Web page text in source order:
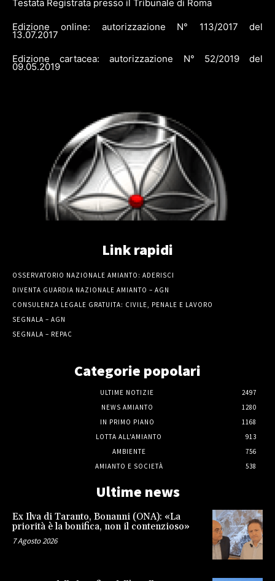
Testata Registrata presso il Tribunale di Roma
Edizione online: autorizzazione N° 113/2017 del
13.07.2017
Edizione cartacea: autorizzazione N° 52/2019 del
09.05.2019
Link rapidi
OSSERVATORIO NAZIONALE AMIANTO: ADERISCI
DIVENTA GUARDIA NAZIONALE AMIANTO – AGN
CONSULENZA LEGALE GRATUITA: CIVILE, PENALE E LAVORO
SEGNALA – AGN
SEGNALA – REPAC
Categorie popolari
ULTIME NOTIZIE
2497
NEWS AMIANTO
1280
IN PRIMO PIANO
1168
LOTTA ALL'AMIANTO
913
AMBIENTE
756
AMIANTO E SOCIETÀ
538
Ultime news
Ex Ilva di Taranto, Bonanni (ONA): «La
priorità è la bonifica, non il contenzioso»
7 Agosto 2026